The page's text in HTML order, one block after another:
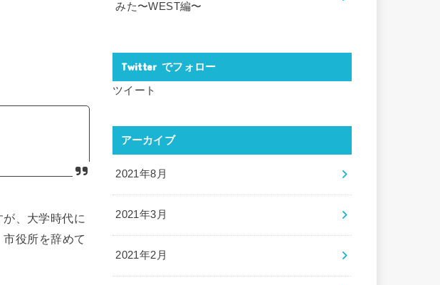
、大学時代に
役所を辞めて
みた〜WEST編〜
Twitter でフォロー
ツイート
アーカイブ
2021年8月
2021年3月
2021年2月